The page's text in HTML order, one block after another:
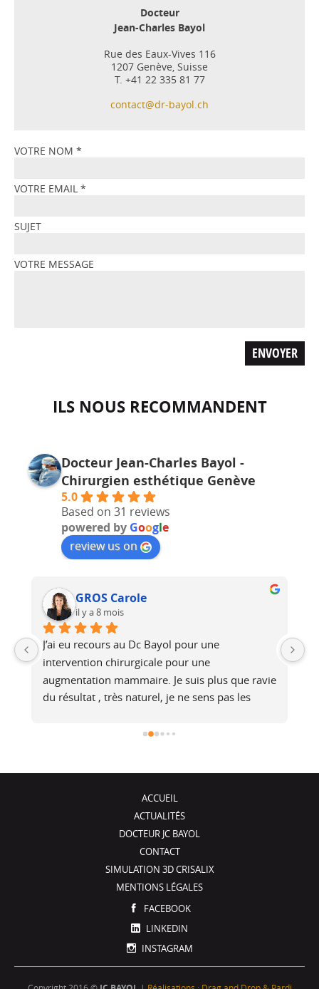
Docteur
Jean-Charles Bayol
Rue des Eaux-Vives 116
1207 Genève, Suisse
T. +41 22 335 81 77
contact@dr-bayol.ch
VOTRE NOM *
VOTRE EMAIL *
SUJET
VOTRE MESSAGE
ILS NOUS RECOMMANDENT
Docteur Jean-Charles Bayol -
Chirurgien esthétique Genève
5.0
Based on 31 reviews
powered by Google
review us on
GROS Carole
il y a 8 mois
J’ai eu recours au Dc Bayol pour une
intervention chirurgicale pour une
augmentation mammaire. Je suis plus que ravie
du résultat , très naturel, je ne sens pas les
été de très bons conseils, je recommande !
ACCUEIL
ACTUALITÉS
DOCTEUR JC BAYOL
CONTACT
SIMULATION 3D CRISALIX
MENTIONS LÉGALES
FACEBOOK
LINKEDIN
INSTAGRAM